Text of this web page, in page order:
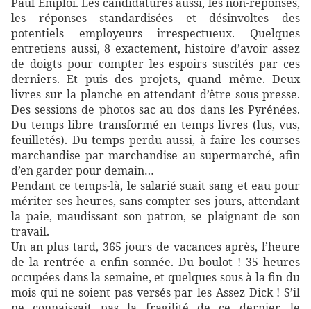
les réponses standardisées et désinvoltes des
potentiels employeurs irrespectueux. Quelques
entretiens aussi, 8 exactement, histoire d’avoir assez
de doigts pour compter les espoirs suscités par ces
derniers. Et puis des projets, quand même. Deux
livres sur la planche en attendant d’être sous presse.
Des sessions de photos sac au dos dans les Pyrénées.
Du temps libre transformé en temps livres (lus, vus,
feuilletés). Du temps perdu aussi, à faire les courses
marchandise par marchandise au supermarché, afin
d’en garder pour demain…
Pendant ce temps-là, le salarié suait sang et eau pour
mériter ses heures, sans compter ses jours, attendant
la paie, maudissant son patron, se plaignant de son
travail.
Un an plus tard, 365 jours de vacances après, l’heure
de la rentrée a enfin sonnée. Du boulot ! 35 heures
occupées dans la semaine, et quelques sous à la fin du
mois qui ne soient pas versés par les Assez Dick ! S’il